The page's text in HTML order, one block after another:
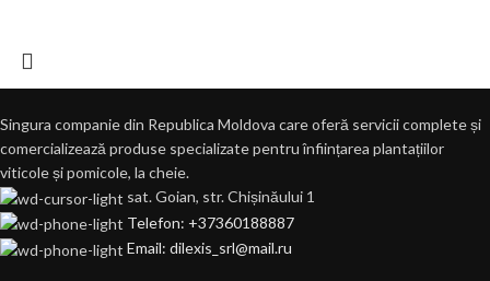
Singura companie din Republica Moldova care oferă servicii complete și
comercializează produse specializate pentru înființarea plantațiilor
viticole și pomicole, la cheie.
sat. Goian, str. Chișinăului 1
Telefon: +37360188887
Email: dilexis_srl@mail.ru